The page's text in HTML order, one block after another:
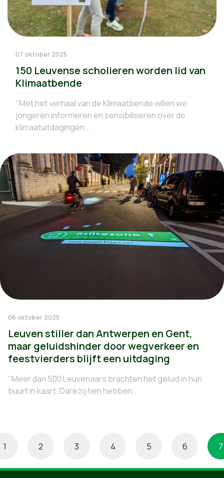
07 oktober 2025
150 Leuvense scholieren worden lid van
Klimaatbende
"Met het verhaal van de Klimaatbende willen we
jongeren informeren en sensibiliseren over de
klimaatuitdagingen...
06 oktober 2025
Leuven stiller dan Antwerpen en Gent,
maar geluidshinder door wegverkeer en
feestvierders blijft een uitdaging
"Meer dan 500 Leuvenaars brachten het geluid in hun
buurt in kaart. Dankzij hen hebben...
1 2 3 4 5 6 7